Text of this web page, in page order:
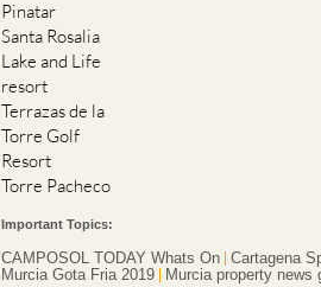
Pinatar
Santa Rosalia
Lake and Life
resort
Terrazas de la
Torre Golf
Resort
Torre Pacheco
Important Topics:
CAMPOSOL TODAY Whats On Cartagena
Murcia Gota Fria 2019
Murcia property news